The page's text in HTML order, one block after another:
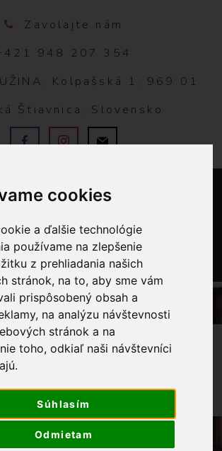
cookies
a ďalšie technológie
používame na zlepšenie
z prehliadania našich
stránok, na to, aby sme vám
prispôsobený obsah a
na analýzu návštevnosti
stránok a na
toho, odkiaľ naši návštevníci
Súhlasím
Odmietam
Zavolajte nám
948 207 354
Kolpašská 1, 969 01
Štiavnica, Slovensko
GALANTÉRIA
NIŤ ASPO AMANN
NIŤ 100M, ODTIEŇ
1079